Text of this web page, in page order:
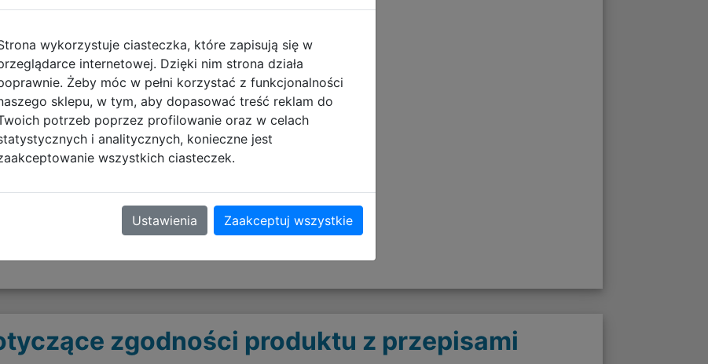
plecy z dodatkowym usztywnieniem
zgodności produktu z przepisami
wykorzystuje ciasteczka, które zapisują się w
internetowej. Dzięki nim strona działa
Żeby móc w pełni korzystać z funkcjonalności
sklepu, w tym, aby dopasować treść reklam do
potrzeb poprzez profilowanie oraz w celach
i analitycznych, konieczne jest
wszystkich ciasteczek.
Ustawienia Zaakceptuj wszystkie